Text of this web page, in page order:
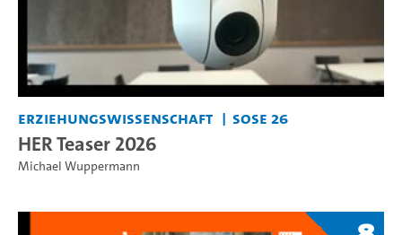
Erziehungswissenschaft SoSe 26
HER Teaser 2026
Michael Wuppermann